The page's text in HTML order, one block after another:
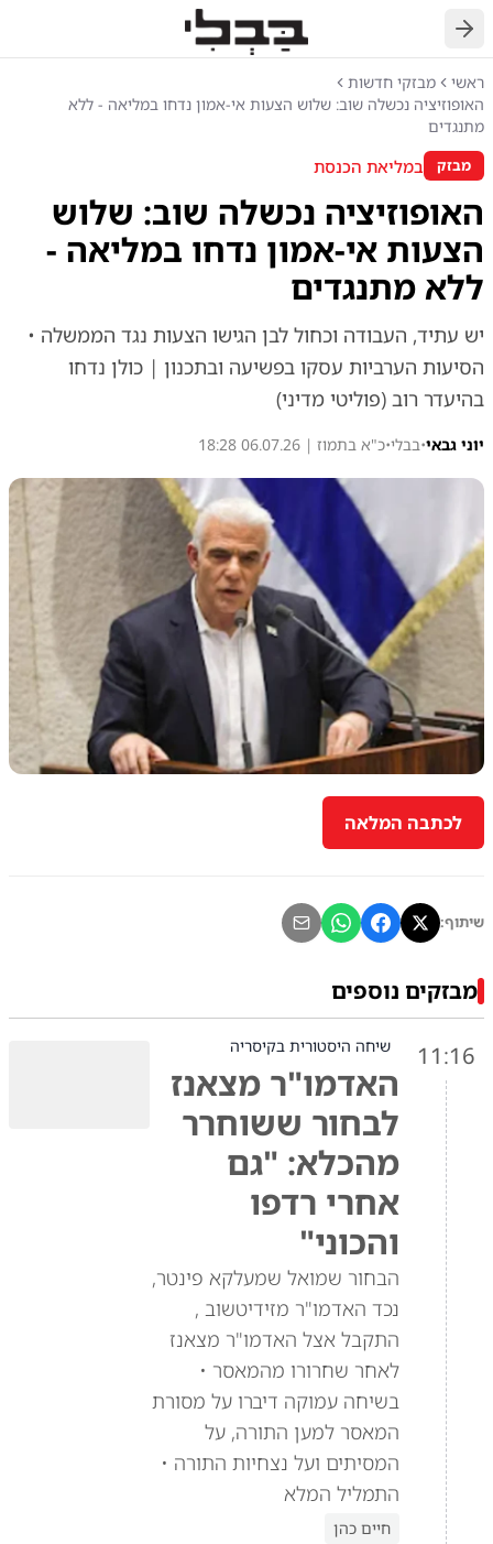
חזרה
ראשי
מבזקי חדשות
האופוזיציה נכשלה שוב: שלוש הצעות אי-אמון נדחו במליאה - ללא
מתנגדים
מבזק במליאת הכנסת
האופוזיציה נכשלה שוב: שלוש
הצעות אי-אמון נדחו במליאה -
ללא מתנגדים
יש עתיד, העבודה וכחול לבן הגישו הצעות נגד הממשלה •
הסיעות הערביות עסקו בפשיעה ובתכנון | כולן נדחו
בהיעדר רוב (פוליטי מדיני)
יוני גבאי•בבלי•כ"א בתמוז | 06.07.26 18:28
לכתבה המלאה
שיתוף:
מבזקים נוספים
11:16 שיחה היסטורית בקיסריה
האדמו"ר מצאנז
לבחור ששוחרר
מהכלא: "גם
אחרי רדפו
והכוני"
הבחור שמואל שמעלקא פינטר,
נכד האדמו"ר מזידיטשוב ,
התקבל אצל האדמו"ר מצאנז
לאחר שחרורו מהמאסר •
בשיחה עמוקה דיברו על מסורת
המאסר למען התורה, על
המסיתים ועל נצחיות התורה •
התמליל המלא
חיים כהן